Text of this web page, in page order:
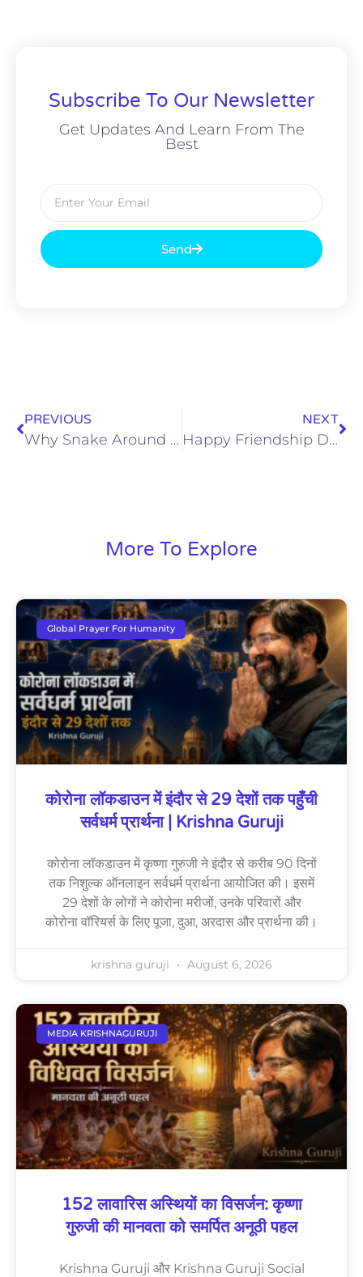
Subscribe To Our Newsletter
Get Updates And Learn From The
Best
Send
PREVIOUS
Why Snake Around Lord Shiva’s Neck? A Wake-Up Message for Youth on Nag Panchami 2025
NEXT
Happy Friendship Day 2025 – Krishna Guruji’s Divine Message
More To Explore
Global Prayer For Humanity
कोरोना लॉकडाउन में इंदौर से 29 देशों तक पहुँची
सर्वधर्म प्रार्थना | Krishna Guruji
कोरोना लॉकडाउन में कृष्णा गुरुजी ने इंदौर से करीब 90 दिनों
तक निशुल्क ऑनलाइन सर्वधर्म प्रार्थना आयोजित की। इसमें
29 देशों के लोगों ने कोरोना मरीजों, उनके परिवारों और
कोरोना वॉरियर्स के लिए पूजा, दुआ, अरदास और प्रार्थना की।
krishna guruji August 6, 2026
MEDIA KRISHNAGURUJI
152 लावारिस अस्थियों का विसर्जन: कृष्णा
गुरुजी की मानवता को समर्पित अनूठी पहल
Krishna Guruji और Krishna Guruji Social